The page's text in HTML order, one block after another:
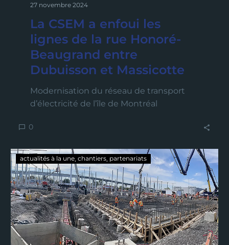
27 novembre 2024
La CSEM a enfoui les
lignes de la rue Honoré-
Beaugrand entre
Dubuisson et Massicotte
Modernisation du réseau de transport
d’électricité de l’île de Montréal
0
actualités à la une chantiers partenariats